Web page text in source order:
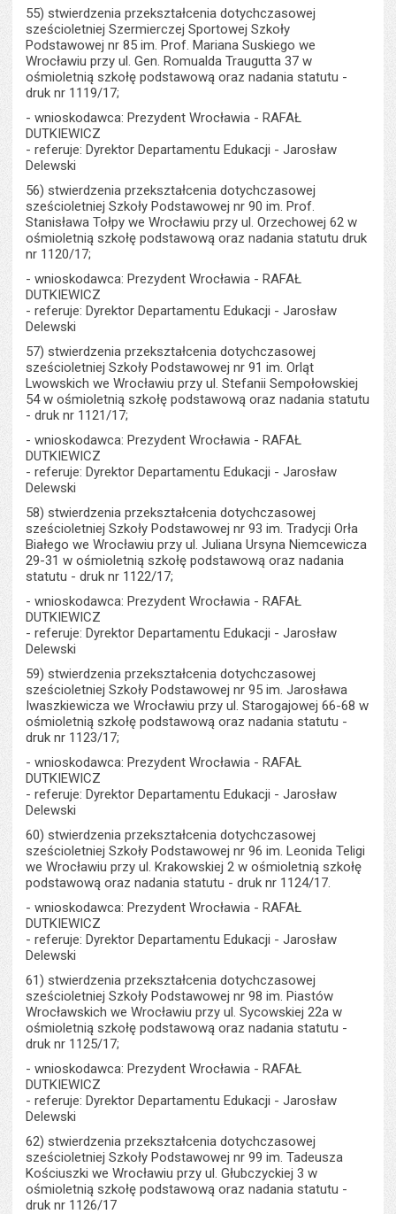
55) stwierdzenia przekształcenia dotychczasowej
sześcioletniej Szermierczej Sportowej Szkoły
Podstawowej nr 85 im. Prof. Mariana Suskiego we
Wrocławiu przy ul. Gen. Romualda Traugutta 37 w
ośmioletnią szkołę podstawową oraz nadania statutu -
druk nr 1119/17;
- wnioskodawca: Prezydent Wrocławia - RAFAŁ
DUTKIEWICZ
- referuje: Dyrektor Departamentu Edukacji - Jarosław
Delewski
56) stwierdzenia przekształcenia dotychczasowej
sześcioletniej Szkoły Podstawowej nr 90 im. Prof.
Stanisława Tołpy we Wrocławiu przy ul. Orzechowej 62 w
ośmioletnią szkołę podstawową oraz nadania statutu druk
nr 1120/17;
- wnioskodawca: Prezydent Wrocławia - RAFAŁ
DUTKIEWICZ
- referuje: Dyrektor Departamentu Edukacji - Jarosław
Delewski
57) stwierdzenia przekształcenia dotychczasowej
sześcioletniej Szkoły Podstawowej nr 91 im. Orląt
Lwowskich we Wrocławiu przy ul. Stefanii Sempołowskiej
54 w ośmioletnią szkołę podstawową oraz nadania statutu
- druk nr 1121/17;
- wnioskodawca: Prezydent Wrocławia - RAFAŁ
DUTKIEWICZ
- referuje: Dyrektor Departamentu Edukacji - Jarosław
Delewski
58) stwierdzenia przekształcenia dotychczasowej
sześcioletniej Szkoły Podstawowej nr 93 im. Tradycji Orła
Białego we Wrocławiu przy ul. Juliana Ursyna Niemcewicza
29-31 w ośmioletnią szkołę podstawową oraz nadania
statutu - druk nr 1122/17;
- wnioskodawca: Prezydent Wrocławia - RAFAŁ
DUTKIEWICZ
- referuje: Dyrektor Departamentu Edukacji - Jarosław
Delewski
59) stwierdzenia przekształcenia dotychczasowej
sześcioletniej Szkoły Podstawowej nr 95 im. Jarosława
Iwaszkiewicza we Wrocławiu przy ul. Starogajowej 66-68 w
ośmioletnią szkołę podstawową oraz nadania statutu -
druk nr 1123/17;
- wnioskodawca: Prezydent Wrocławia - RAFAŁ
DUTKIEWICZ
- referuje: Dyrektor Departamentu Edukacji - Jarosław
Delewski
60) stwierdzenia przekształcenia dotychczasowej
sześcioletniej Szkoły Podstawowej nr 96 im. Leonida Teligi
we Wrocławiu przy ul. Krakowskiej 2 w ośmioletnią szkołę
podstawową oraz nadania statutu - druk nr 1124/17.
- wnioskodawca: Prezydent Wrocławia - RAFAŁ
DUTKIEWICZ
- referuje: Dyrektor Departamentu Edukacji - Jarosław
Delewski
61) stwierdzenia przekształcenia dotychczasowej
sześcioletniej Szkoły Podstawowej nr 98 im. Piastów
Wrocławskich we Wrocławiu przy ul. Sycowskiej 22a w
ośmioletnią szkołę podstawową oraz nadania statutu -
druk nr 1125/17;
- wnioskodawca: Prezydent Wrocławia - RAFAŁ
DUTKIEWICZ
- referuje: Dyrektor Departamentu Edukacji - Jarosław
Delewski
62) stwierdzenia przekształcenia dotychczasowej
sześcioletniej Szkoły Podstawowej nr 99 im. Tadeusza
Kościuszki we Wrocławiu przy ul. Głubczyckiej 3 w
ośmioletnią szkołę podstawową oraz nadania statutu -
druk nr 1126/17